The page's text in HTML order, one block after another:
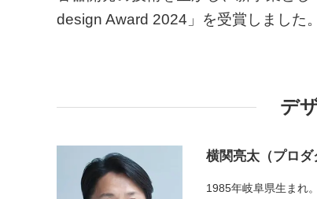
design Award 2024」を受賞しました。
デ
横関亮太（プロダ
1985年岐阜県生まれ